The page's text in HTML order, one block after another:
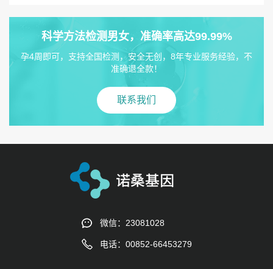
科学方法检测男女，准确率高达99.99%
孕4周即可，支持全国检测，安全无创，8年专业服务经验，不
准确退全款！
联系我们
微信：23081028
电话：00852-66453279